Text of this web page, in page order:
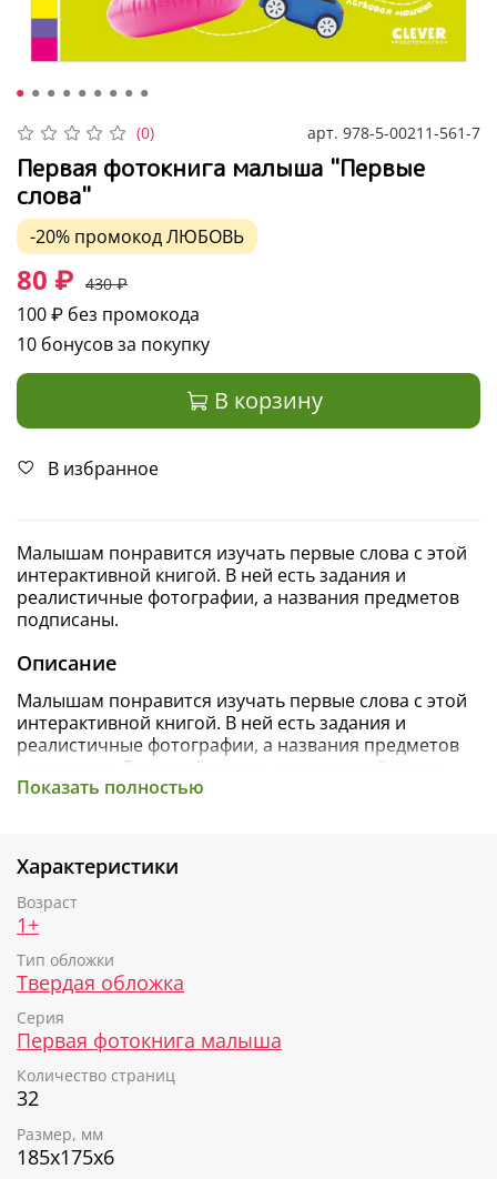
(0) арт. 978-5-00211-561-7
Первая фотокнига малыша "Первые
слова"
-20% промокодЛЮБОВЬ
80 ₽ 430 ₽
100 ₽ без промокода
10 бонусов за покупку
В корзину
В избранное
Малышам понравится изучать первые слова с этой
интерактивной книгой. В ней есть задания и
реалистичные фотографии, а названия предметов
подписаны.
Описание
Малышам понравится изучать первые слова с этой
интерактивной книгой. В ней есть задания и
реалистичные фотографии, а названия предметов
подписаны. Развивайте речь и словарный запас,
считайте предметы, учите формы и цвета с
Показать полностью
Характеристики
Возраст
1+
Тип обложки
Твердая обложка
Серия
Первая фотокнига малыша
Количество страниц
32
Размер, мм
185х175х6